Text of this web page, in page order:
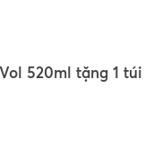
520ml tặng 1 túi